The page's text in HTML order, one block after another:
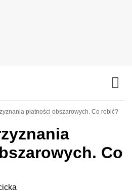
płatności obszarowych. Co robić?
Co